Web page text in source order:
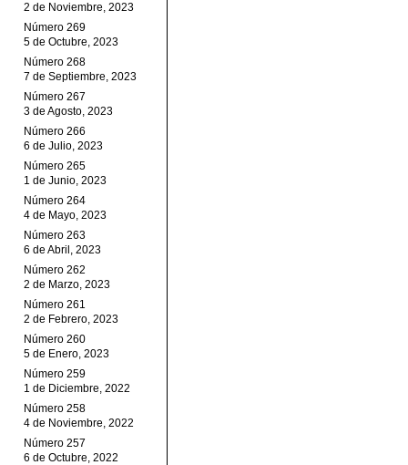
2 de Noviembre, 2023
Número 269
5 de Octubre, 2023
Número 268
7 de Septiembre, 2023
Número 267
3 de Agosto, 2023
Número 266
6 de Julio, 2023
Número 265
1 de Junio, 2023
Número 264
4 de Mayo, 2023
Número 263
6 de Abril, 2023
Número 262
2 de Marzo, 2023
Número 261
2 de Febrero, 2023
Número 260
5 de Enero, 2023
Número 259
1 de Diciembre, 2022
Número 258
4 de Noviembre, 2022
Número 257
6 de Octubre, 2022